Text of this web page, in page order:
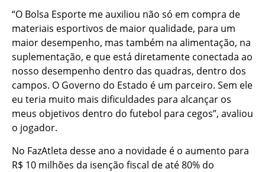
“O Bolsa Esporte me auxiliou não só em compra de
materiais esportivos de maior qualidade, para um
maior desempenho, mas também na alimentação, na
suplementação, e que está diretamente conectada ao
nosso desempenho dentro das quadras, dentro dos
campos. O Governo do Estado é um parceiro. Sem ele
eu teria muito mais dificuldades para alcançar os
meus objetivos dentro do futebol para cegos”, avaliou
o jogador.
No FazAtleta desse ano a novidade é o aumento para
R$ 10 milhões da isenção fiscal de até 80% do